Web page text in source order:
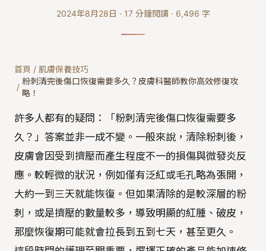
2024年8月28日 · 17分鐘閱讀· 6,496 字
首頁 / 肌膚保養技巧
/
粉刺清完後傷口恢復需要多久？皮膚科醫師教你高效修復攻
略！
許多人都有的疑問：「粉刺清完後傷口恢復需要多
久？」答案並非一成不變。一般來說，清除粉刺後，
皮膚會因受到擠壓而產生程度不一的損傷與微發炎反
應。較輕微的狀況，例如僅有泛紅或毛孔略為張開，
大約一到三天就能恢復。但如果清除的是較深層的粉
刺，或是擠壓的數量較多，導致明顯的紅腫、破皮，
那麼恢復期可能就會拉長到五到七天，甚至更久。